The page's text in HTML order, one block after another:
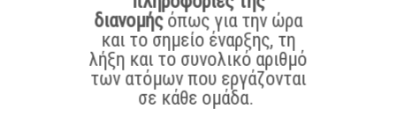
διανομήςόπως για την ώρα
και το σημείο έναρξης, τη
λήξη και το συνολικό αριθμό
των ατόμων που εργάζονται
σε κάθε ομάδα.